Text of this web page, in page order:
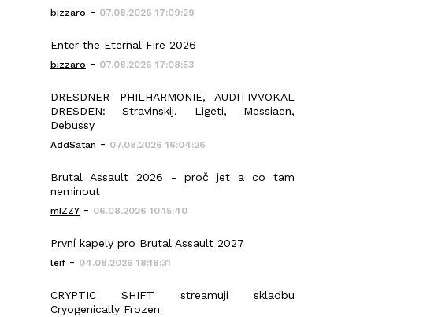
bizzaro - 07.08.2026 17:09:29
Enter the Eternal Fire 2026
bizzaro - 07.08.2026 17:08:53
DRESDNER PHILHARMONIE, AUDITIVVOKAL
DRESDEN: Stravinskij, Ligeti, Messiaen,
Debussy
AddSatan - 07.08.2026 16:04:26
Brutal Assault 2026 - proč jet a co tam
neminout
mIZZY - 06.08.2026 10:15:40
První kapely pro Brutal Assault 2027
leif - 04.08.2026 18:18:31
CRYPTIC SHIFT streamují skladbu
Cryogenically Frozen